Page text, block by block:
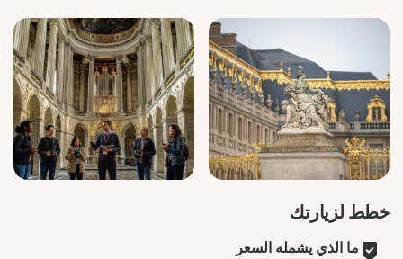
خطط لزيارتك
ما الذي يشمله السعر